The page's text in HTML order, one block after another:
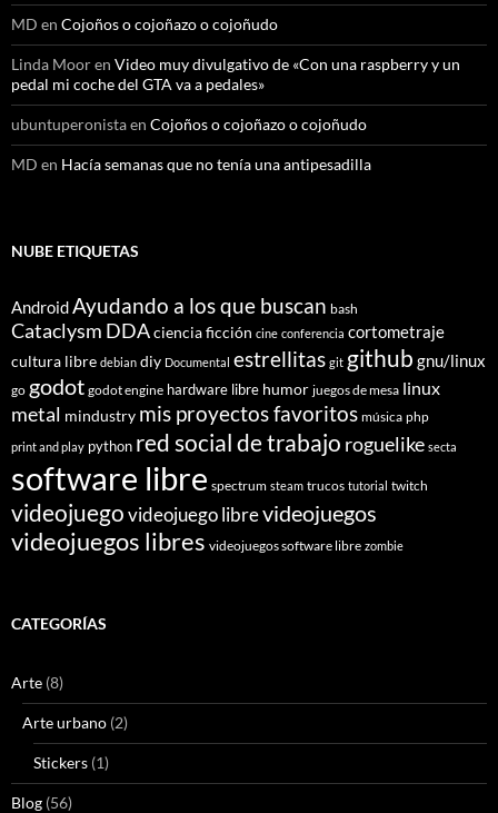
MD en Cojoños o cojoñazo o cojoñudo
Linda Mooren Video muy divulgativo de «Con una raspberry y un
pedal mi coche del GTA va a pedales»
ubuntuperonistaen Cojoños o cojoñazo o cojoñudo
MD en Hacía semanas que no tenía una antipesadilla
NUBE ETIQUETAS
AndroidAyudando a los que buscan bash
Cataclysm DDAciencia ficción cine conferencia cortometraje
cultura libre debian diy Documental estrellitas git github gnu/linux
go godot godot engine hardware libre humor juegos de mesa linux
metal mindustry mis proyectos favoritos música php
print and play python red social de trabajo roguelike secta
software libre spectrum steam trucos tutorial twitch
videojuegovideojuego librevideojuegos
videojuegos libres videojuegos software libre zombie
CATEGORÍAS
Arte (8)
Arte urbano (2)
Stickers (1)
Blog (56)